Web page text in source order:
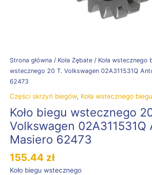
Strona główna / Koła Zębate / Koła wstecznego
wstecznego 20 T. Volkswagen 02A311531Q
62473
Części skrzyń biegów, Koła wstecznego biegu
Koło biegu wstecznego
Volkswagen 02A311531Q
Masiero 62473
155.44 zł
Koło biegu wstecznego